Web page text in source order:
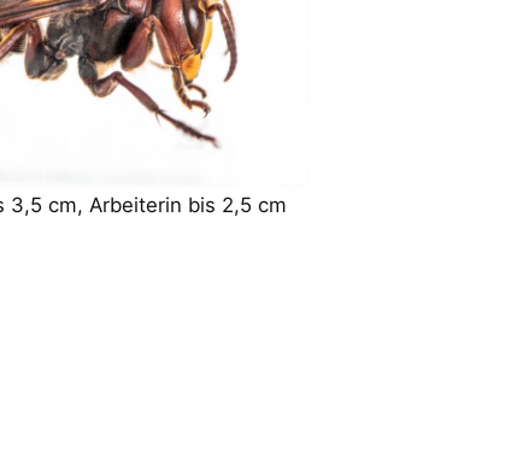
3,5 cm, Arbeiterin bis 2,5 cm